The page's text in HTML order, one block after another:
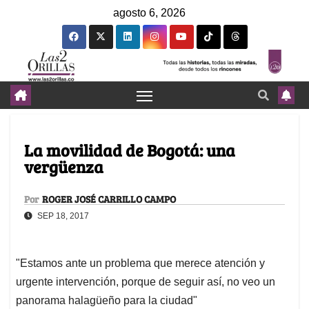
agosto 6, 2026
La movilidad de Bogotá: una
vergüenza
Por ROGER JOSÉ CARRILLO CAMPO
SEP 18, 2017
"Estamos ante un problema que merece atención y
urgente intervención, porque de seguir así, no veo un
panorama halagüeño para la ciudad"